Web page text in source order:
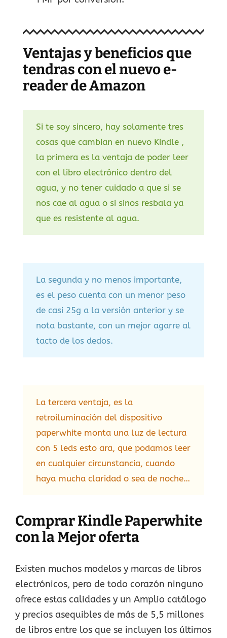
Ventajas y beneficios que
tendras con el nuevo e-
reader de Amazon
Si te soy sincero, hay solamente tres
cosas que cambian en nuevo Kindle ,
la primera es la ventaja de poder leer
con el libro electrónico dentro del
agua, y no tener cuidado a que si se
nos cae al agua o si sinos resbala ya
que es resistente al agua.
La segunda y no menos importante,
es el peso cuenta con un menor peso
de casi 25g a la versión anterior y se
nota bastante, con un mejor agarre al
tacto de los dedos.
La tercera ventaja, es la
retroiluminación del dispositivo
paperwhite monta una luz de lectura
con 5 leds esto ara, que podamos leer
en cualquier circunstancia, cuando
haya mucha claridad o sea de noche…
Comprar Kindle Paperwhite
con la Mejor oferta
Existen muchos modelos y marcas de libros
electrónicos, pero de todo corazón ninguno
ofrece estas calidades y un Amplio catálogo
y precios asequibles de más de 5,5 millones
de libros entre los que se incluyen los últimos